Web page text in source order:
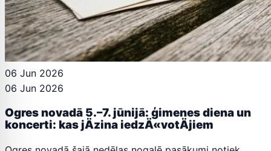
06 Jun 2026
06 Jun 2026
Ogres novadā 5.–7. jūnijā: ģimenes diena un
koncerti: kas jÄzina iedzÄ«votÄjiem